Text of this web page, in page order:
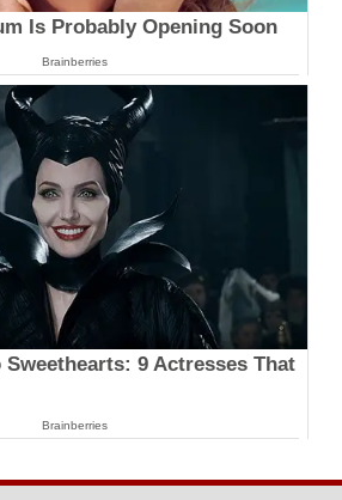
Is Probably Opening Soon
Brainberries
Sweethearts: 9 Actresses That
Brainberries